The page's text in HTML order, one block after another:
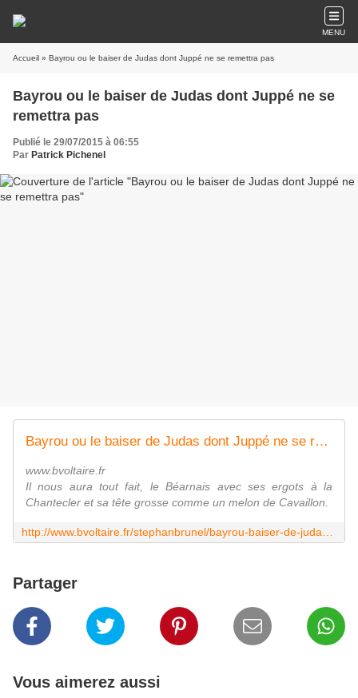
MENU
Accueil » Bayrou ou le baiser de Judas dont Juppé ne se remettra pas
Bayrou ou le baiser de Judas dont Juppé ne se
remettra pas
Publié le 29/07/2015 à 06:55
Par Patrick Pichenel
Bayrou ou le baiser de Judas dont Juppé ne se remettra pas
www.bvoltaire.fr
Il nous aura tout fait, le Béarnais avec ses ergots à la
Chantecler et sa tête grosse comme un melon de Cavaillon.
Partager
Vous aimerez aussi